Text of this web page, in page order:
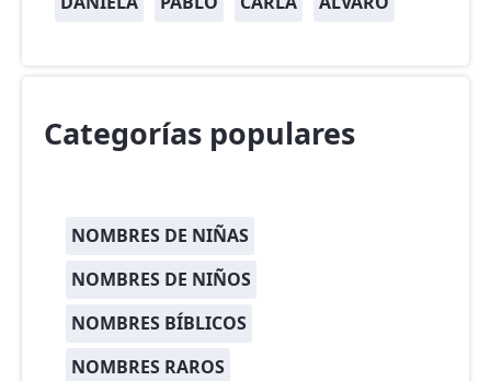
Categorías populares
NOMBRES DE NIÑAS
NOMBRES DE NIÑOS
NOMBRES BÍBLICOS
NOMBRES RAROS